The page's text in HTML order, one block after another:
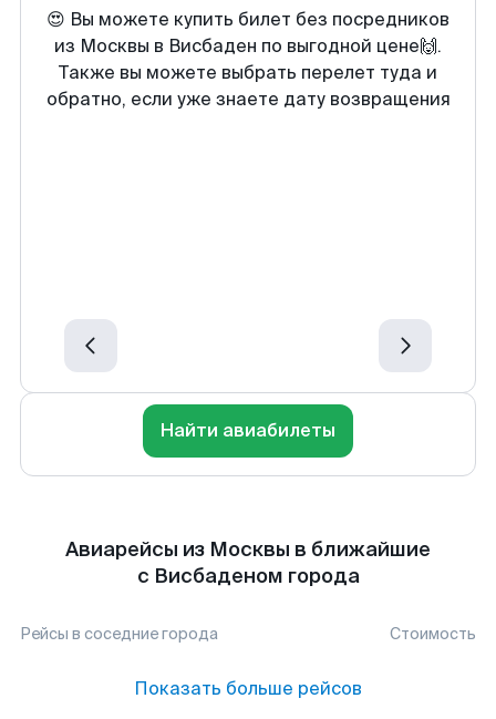
😍 Вы можете купить билет без посредников
из Москвы в Висбаден по выгодной цене🙌.
Также вы можете выбрать перелет туда и
обратно, если уже знаете дату возвращения
Найти авиабилеты
Авиарейсы из Москвы в ближайшие
с Висбаденом города
Рейсы в соседние города Стоимость
Показать больше рейсов